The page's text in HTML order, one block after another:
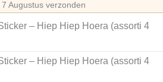
7 Augustus verzonden
– Hiep Hiep Hoera (assorti 4
– Hiep Hiep Hoera (assorti 4